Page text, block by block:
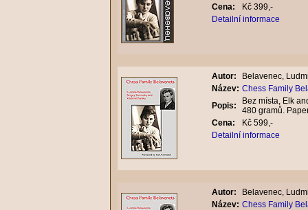
Cena:
Kč 399,-
Detailní informace
Autor:
Belavenec,
Název: Chess Family
Popis:
Bez místa, Elk
480 gramů.
Cena:
Kč 599,-
Detailní informace
Autor:
Belavenec,
Název: Chess Family